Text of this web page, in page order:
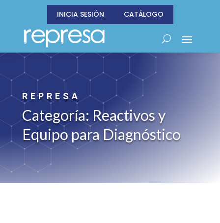
INICIA SESIÓN CATÁLOGO
REPRESA
Categoría: Reactivos y
Equipo para Diagnóstico